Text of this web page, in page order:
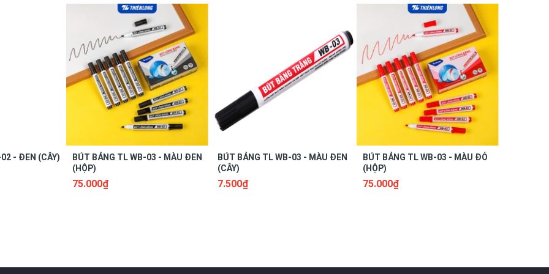
gây mỏi tay khi sử dụng.
đầu nhỏ và đầu lớn giúp đa dạng nét viết, thuận tiện khi sử dụng.
thủy tinh, kim loại, gốm, sứ, đĩa CD...
- ĐEN (CÂY)
BÚT BẢNG TL WB-03 - MÀU ĐEN
(HỘP)
75.000₫
BÚT BẢNG TL WB-03 - MÀU ĐEN
(CÂY)
7.500₫
BÚT BẢNG TL WB-03 - MÀU ĐỎ
(HỘP)
75.000₫